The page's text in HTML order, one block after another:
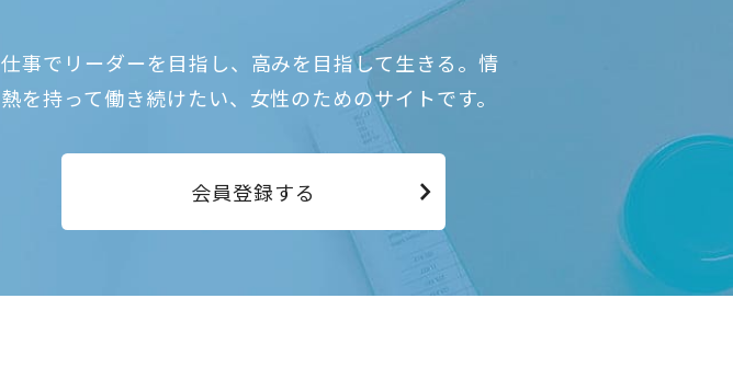
仕事でリーダーを目指し、高みを目指して生きる。情
熱を持って働き続けたい、女性のためのサイトです。
会員登録する